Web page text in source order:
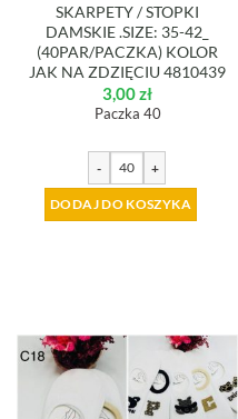
SKARPETY / STOPKI
DAMSKIE .SIZE: 35-42_
(40PAR/PACZKA) KOLOR
JAK NA ZDZIĘCIU 4810439
3,00zł
Paczka 40
- +
DODAJ DO KOSZYKA